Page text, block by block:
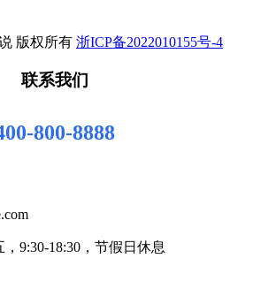
版权所有 浙ICP备2022010155号-4
联系我们
800-8888
9:30-18:30，节假日休息